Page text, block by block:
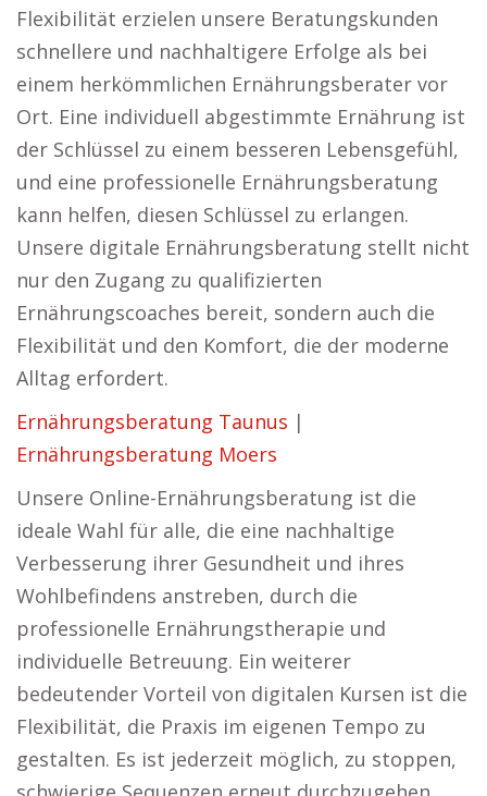
Flexibilität erzielen unsere Beratungskunden
schnellere und nachhaltigere Erfolge als bei
einem herkömmlichen Ernährungsberater vor
Ort. Eine individuell abgestimmte Ernährung ist
der Schlüssel zu einem besseren Lebensgefühl,
und eine professionelle Ernährungsberatung
kann helfen, diesen Schlüssel zu erlangen.
Unsere digitale Ernährungsberatung stellt nicht
nur den Zugang zu qualifizierten
Ernährungscoaches bereit, sondern auch die
Flexibilität und den Komfort, die der moderne
Alltag erfordert.
Ernährungsberatung Taunus |
Ernährungsberatung Moers
Unsere Online-Ernährungsberatung ist die
ideale Wahl für alle, die eine nachhaltige
Verbesserung ihrer Gesundheit und ihres
Wohlbefindens anstreben, durch die
professionelle Ernährungstherapie und
individuelle Betreuung. Ein weiterer
bedeutender Vorteil von digitalen Kursen ist die
Flexibilität, die Praxis im eigenen Tempo zu
gestalten. Es ist jederzeit möglich, zu stoppen,